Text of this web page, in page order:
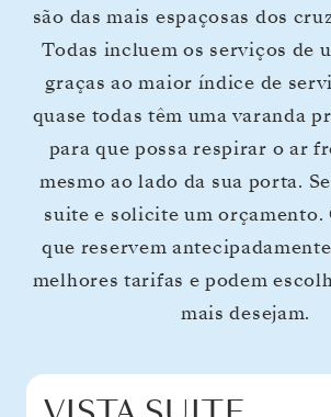
são das mais espaçosas dos
Todas incluem os serviços de
graças ao maior índice de
quase todas têm uma varanda
para que possa respirar o ar
mesmo ao lado da sua porta.
suite e solicite um orçamento.
que reservem
melhores tarifas e podem
mais desejam.